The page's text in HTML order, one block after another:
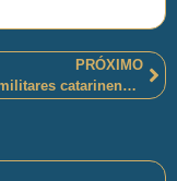
PRÓXIMO
Policiais militares catarinenses são distinguidos, em Maravilha-SC, com o Prêmio Destaque Social 2017, pela realização do PROERD